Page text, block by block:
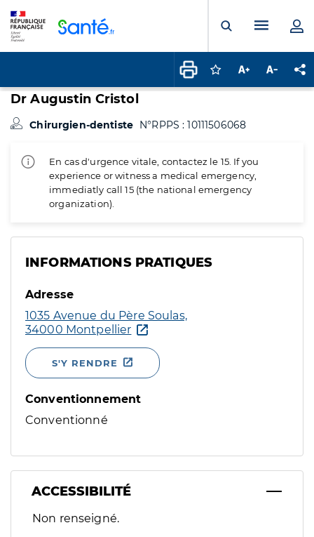
Ouvrir laMenu
Connectez-vous
Augmenter la
Dr Augustin Cristol
Chirurgien-dentiste N°RPPS : 10111506068
En cas d'urgence vitale, contactez le 15. If you
experience or witness a medical emergency,
immediatly call 15 (the national emergency
organization).
INFORMATIONS PRATIQUES
Adresse
1035 Avenue du Père Soulas,
34000 Montpellier
S'Y RENDRE
Conventionnement
Conventionné
ACCESSIBILITÉ
Filtres
Sélectionnez un ou plusieurs handicaps/besoins
Non renseigné.